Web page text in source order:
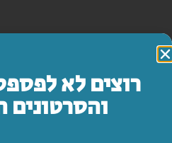
מה עושים ביום הצום?
רוצים לא